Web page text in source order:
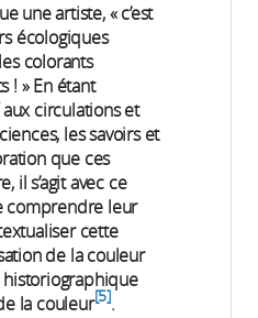
une artiste, « c’est
écologiques
colorants
! » En étant
circulations et
les savoirs et
que ces
il s’agit avec ce
comprendre leur
cette
de la couleur
la couleur 5 .